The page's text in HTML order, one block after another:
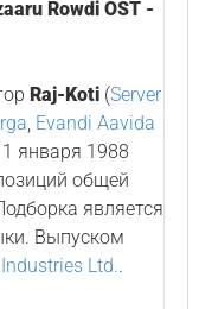
Rowdi OST -
Raj-Koti(Server
, Evandi Aavida
1 января 1988
общей
является
Выпуском
Ltd..